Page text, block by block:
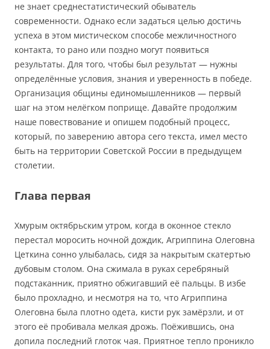
не знает среднестатистический обыватель
современности. Однако если задаться целью достичь
успеха в этом мистическом способе межличностного
контакта, то рано или поздно могут появиться
результаты. Для того, чтобы был результат — нужны
определённые условия, знания и уверенность в победе.
Организация общины единомышленников — первый
шаг на этом нелёгком поприще. Давайте продолжим
наше повествование и опишем подобный процесс,
который, по заверению автора сего текста, имел место
быть на территории Советской России в предыдущем
столетии.
Глава первая
Хмурым октябрьским утром, когда в оконное стекло
перестал моросить ночной дождик, Агриппина Олеговна
Цеткина сонно улыбалась, сидя за накрытым скатертью
дубовым столом. Она сжимала в руках серебряный
подстаканник, приятно обжигавший её пальцы. В избе
было прохладно, и несмотря на то, что Агриппина
Олеговна была плотно одета, кисти рук замёрзли, и от
этого её пробивала мелкая дрожь. Поёжившись, она
допила последний глоток чая. Приятное тепло проникло